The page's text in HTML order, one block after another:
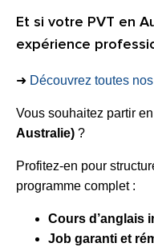
Et si votre PVT en
expérience
➜ Découvrez toutes
Vous souhaitez partir en
Australie) ?
Profitez-en pour
programme complet :
Cours d’anglais
Job garanti et